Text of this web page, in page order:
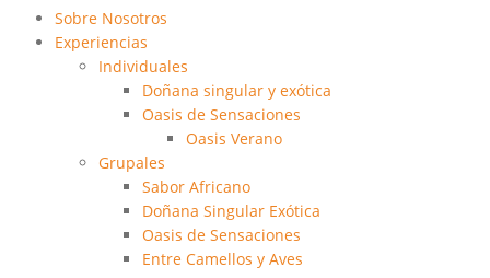
Sobre Nosotros
Experiencias
Individuales
Doñana singular y exótica
Oasis de Sensaciones
Oasis Verano
Grupales
Sabor Africano
Doñana Singular Exótica
Oasis de Sensaciones
Entre Camellos y Aves